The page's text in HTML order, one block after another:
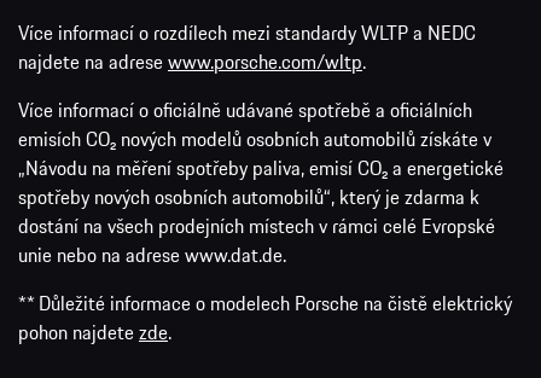
Více informací o rozdílech mezi standardy WLTP a NEDC
najdete na adresewww.porsche.com/wltp.
Více informací o oficiálně udávané spotřebě a oficiálních
emisích CO₂ nových modelů osobních automobilů získáte v
„Návodu na měření spotřeby paliva, emisí CO₂ a energetické
spotřeby nových osobních automobilů“, který je zdarma k
dostání na všech prodejních místech v rámci celé Evropské
unie nebo na adrese www.dat.de.
** Důležité informace o modelech Porsche na čistě elektrický
pohon najdetezde.